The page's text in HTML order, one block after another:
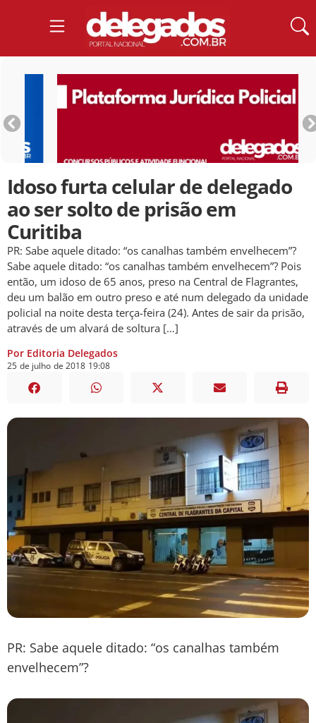
Idoso furta celular de delegado
ao ser solto de prisão em
Curitiba
PR: Sabe aquele ditado: “os canalhas também envelhecem”?
Sabe aquele ditado: “os canalhas também envelhecem”? Pois
então, um idoso de 65 anos, preso na Central de Flagrantes,
deu um balão em outro preso e até num delegado da unidade
policial na noite desta terça-feira (24). Antes de sair da prisão,
através de um alvará de soltura […]
Por Editoria Delegados
25 de julho de 2018 19:08
PR: Sabe aquele ditado: “os canalhas também
envelhecem”?